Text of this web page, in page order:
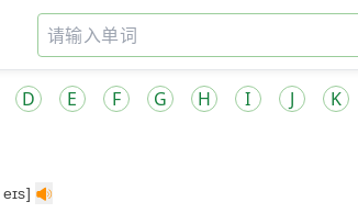
D E F G H I J K